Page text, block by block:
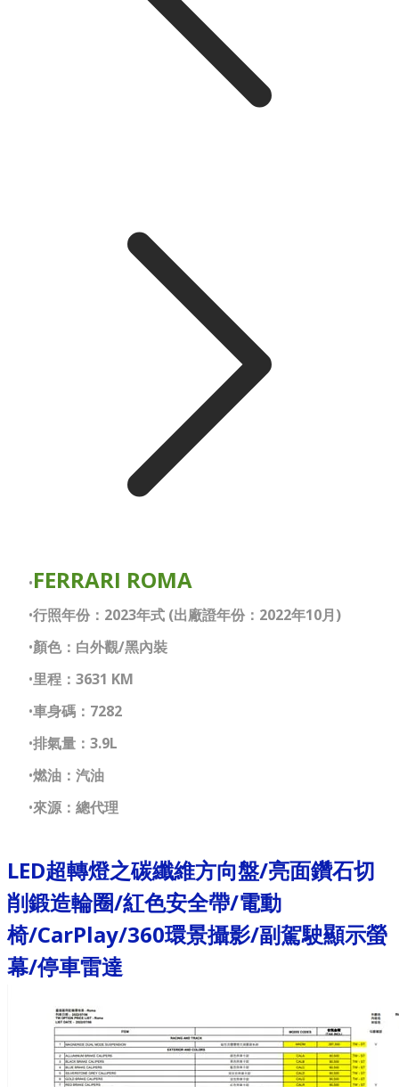
FERRARI ROMA
行照年份：2023年式 (出廠證年份：2022年10月)
顏色：白外觀/黑內裝
里程：3631 KM
車身碼：7282​
排氣量：3.9L
燃油：汽油
來源：總代理
LED超轉燈之碳纖維方向盤/亮面鑽石切
削鍛造輪圈/紅色安全帶/電動
椅/CarPlay/360環景攝影/副駕駛顯示螢
幕/停車雷達